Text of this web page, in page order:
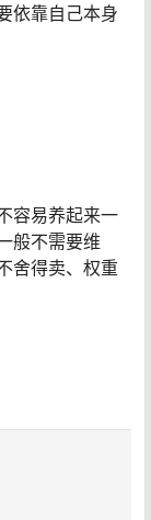
依靠自己本身
容易养起来一
般不需要维
舍得卖、权重